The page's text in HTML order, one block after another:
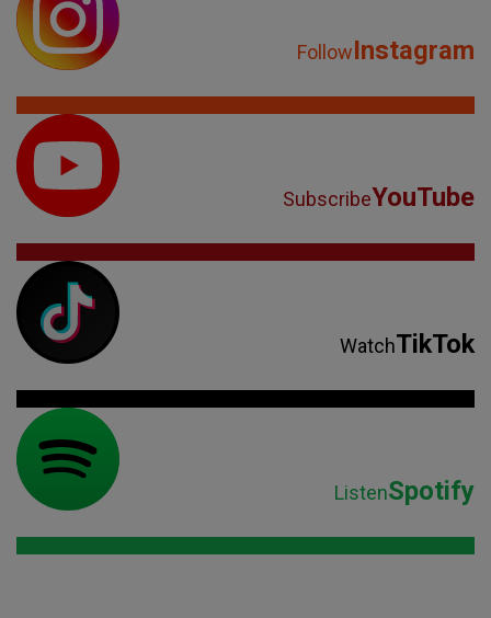
FollowInstagram
SubscribeYouTube
WatchTikTok
ListenSpotify